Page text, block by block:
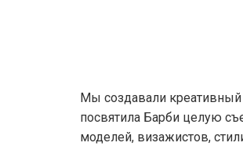
Мы создавали креативный
посвятила Барби целую
моделей, визажистов,